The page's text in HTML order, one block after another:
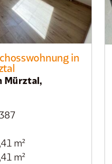
in
Mürztal,
m²
m²